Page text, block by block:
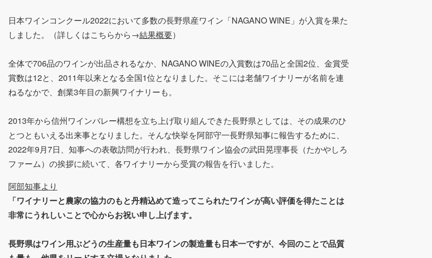
日本ワインコンクール2022において多数の長野県産ワイン「NAGANO WINE」が入賞を果た
しました。（詳しくはこちらから→結果概要）
全体で706品のワインが出品されるなか、NAGANO WINEの入賞数は70品と全国2位、金賞受
賞数は12と、2011年以来となる全国1位となりました。そこには老舗ワイナリーが名前を連
ねるなかで、創業3年目の新興ワイナリーも。
2013年から信州ワインバレー構想を立ち上げ取り組んできた長野県としては、その成果のひ
とつともいえる出来事となりました。そんな快挙を阿部守一長野県知事に報告するために、
2022年9月7日、知事への表敬訪問が行われ、長野県ワイン協会の武田晃理事長（たかやしろ
ファーム）の挨拶に続いて、各ワイナリーから受賞の報告を行いました。
阿部知事より
「ワイナリーと農家の協力のもと丹精込めて造ってこられたワインが高い評価を得たことは
非常にうれしいことで心からお祝い申し上げます。
長野県はワイン用ぶどうの生産量も日本ワインの製造量も日本一ですが、今回のことで品質